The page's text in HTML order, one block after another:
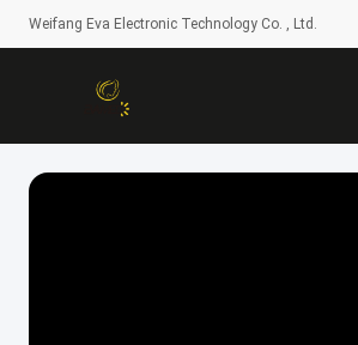
Weifang Eva Electronic Technology Co. , Ltd.